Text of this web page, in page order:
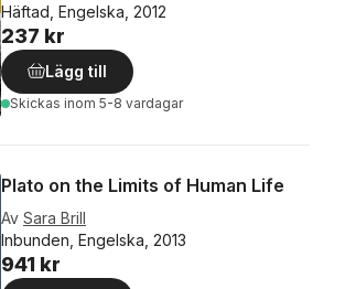
Häftad, Engelska, 2012
237 kr
Lägg till
Skickas inom 5-8 vardagar
Plato on the Limits of Human Life
Av Sara Brill
Inbunden, Engelska, 2013
941 kr